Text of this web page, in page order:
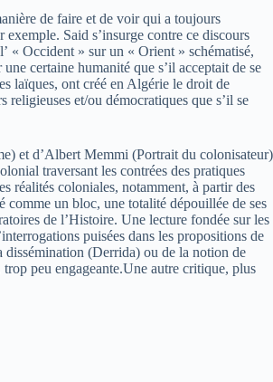
de faire et de voir qui a toujours
Said s’insurge contre ce discours
« Occident » sur un « Orient » schématisé,
certaine humanité que s’il acceptait de se
laïques, ont créé en Algérie le droit de
et/ou démocratiques que s’il se
et d’Albert Memmi (Portrait du colonisateur)
traversant les contrées des pratiques
réalités coloniales, notamment, à partir des
comme un bloc, une totalité dépouillée de ses
de l’Histoire. Une lecture fondée sur les
puisées dans les propositions de
(Derrida) ou de la notion de
peu engageante.Une autre critique, plus